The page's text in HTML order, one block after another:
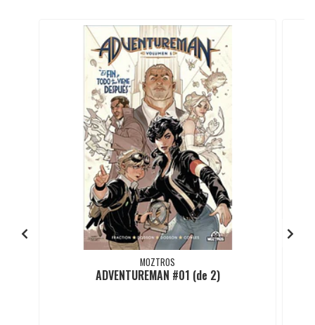
MOZTROS
ADVENTUREMAN #01 (de 2)